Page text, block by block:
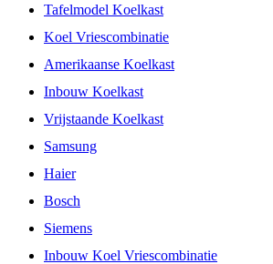
Tafelmodel Koelkast
Koel Vriescombinatie
Amerikaanse Koelkast
Inbouw Koelkast
Vrijstaande Koelkast
Samsung
Haier
Bosch
Siemens
Inbouw Koel Vriescombinatie